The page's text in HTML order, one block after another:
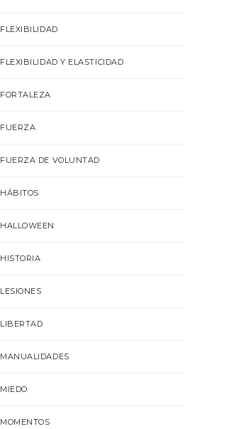
después de entrenar?
FLEXIBILIDAD
FLEXIBILIDAD Y ELASTICIDAD
FORTALEZA
FUERZA
FUERZA DE VOLUNTAD
HÁBITOS
HALLOWEEN
HISTORIA
LESIONES
LIBERTAD
MANUALIDADES
MIEDO
MOMENTOS